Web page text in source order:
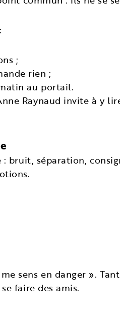
;
rien ;
au portail.
Raynaud invite à y
bruit, séparation,
sens en danger ».
faire des amis.